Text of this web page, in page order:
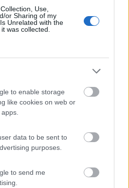
Use,
or Sharing of my
Unrelated with the
was collected.
to enable storage
like cookies on web or
data to be sent to
purposes.
to send me
10